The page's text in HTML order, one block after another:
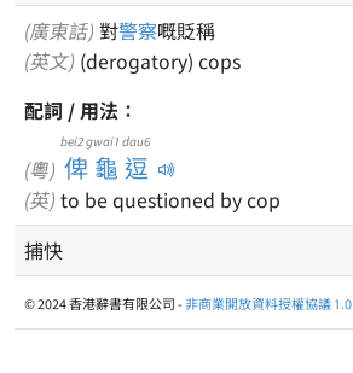
(廣東話) 對警察嘅貶稱
(英文) (derogatory) cops
配詞 / 用法：
(粵) 俾龜逗
bei2 gwai1 dau6
(英) to be questioned by cop
捕快
© 2024 香港辭書有限公司 -非商業開放資料授權協議 1.0